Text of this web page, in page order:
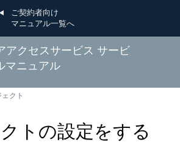
ご契約者向け
マニュアル一覧へ
アクセスサービス サービ
マニュアル
クト
トの設定をする